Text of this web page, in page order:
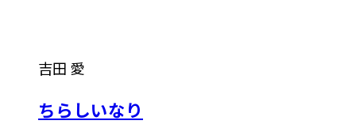
吉田 愛
ちらしいなり